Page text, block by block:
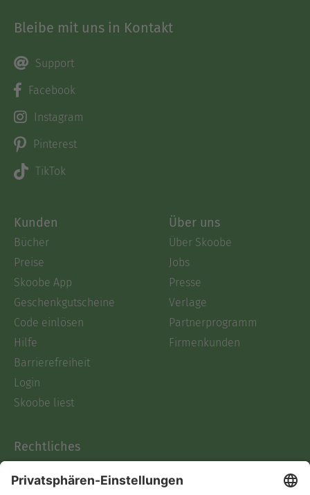
Bleibe mit uns in Kontakt
Support
Facebook
Instagram
Pinterest
TikTok
Kunden
Bücher
Preise
Skoobe App
Geschenkgutscheine
Code einlösen
Hilfe
Barrierefreiheit
Login
Skoobe liest
Über uns
Über Skoobe
Jobs
Presse
Verlage
Partnerprogramm
Firmenkunden
Rechtliches
AGB